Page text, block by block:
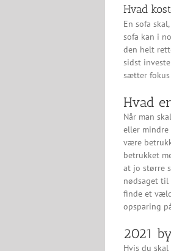
Hvad
En sofa
sofa kan i
den helt
sidst
sætter fokus
Hvad
Når man
eller mindre
være
betrukket
at jo større
nødsaget til
finde et
opsparing
2021
Hvis du